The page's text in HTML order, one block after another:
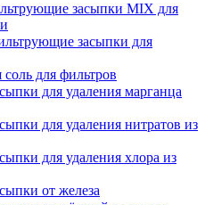
засыпки MIX для
засыпки для
для фильтров
для удаления марганца
для удаления нитратов из
для удаления хлора из
от железа